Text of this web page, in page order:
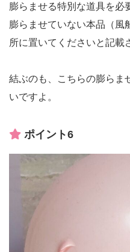
膨らませる特別な道具を必
膨らませていない本品（風
所に置いてくださいと記載
結ぶのも、こちらの膨らま
いですよ。
ポイント6